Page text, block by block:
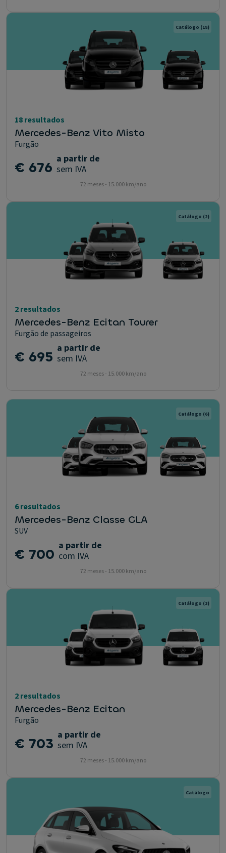
Catálogo (18)
18 resultados
Mercedes-Benz Vito Misto
Furgão
€ 676 a partir de
sem IVA
72 meses - 15.000 km/ano
Catálogo (2)
2 resultados
Mercedes-Benz Ecitan Tourer
Furgão de passageiros
€ 695 a partir de
sem IVA
72 meses - 15.000 km/ano
Catálogo (6)
6 resultados
Mercedes-Benz Classe GLA
SUV
€ 700 a partir de
com IVA
72 meses - 15.000 km/ano
Catálogo (2)
2 resultados
Mercedes-Benz Ecitan
Furgão
€ 703 a partir de
sem IVA
72 meses - 15.000 km/ano
Catálogo